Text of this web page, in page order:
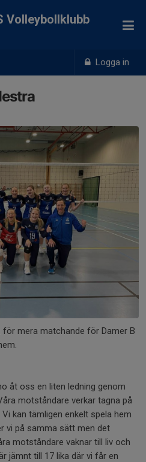
Logga in
Volleybollklubb
för mera matchande för Damer B
åt oss en liten ledning genom
motståndare verkar tagna på
kan tämligen enkelt spela hem
vi på samma sätt men det
motståndare vaknar till liv och
jämnt till 17 lika där vi får en